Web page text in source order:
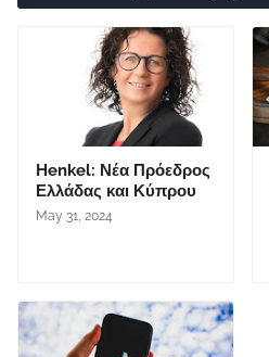
Henkel: Νέα Πρόεδρος
Ελλάδας και Κύπρου
May 31, 2024